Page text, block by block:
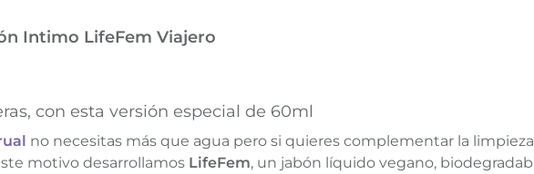
Intimo LifeFem Viajero
con esta versión especial de 60ml
no necesitas más que agua pero si quieres complementar la
motivo desarrollamos LifeFem, un jabón líquido vegano,